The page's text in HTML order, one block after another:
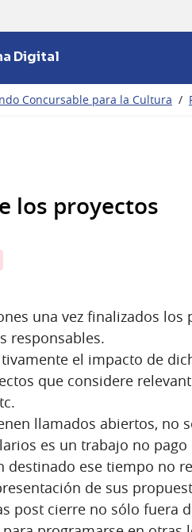
Digital
Concursable para la Cultura /
los proyectos
una vez finalizados los
responsables.
el impacto de
que considere
llamados abiertos, no
es un trabajo no pago
destinado ese tiempo no
de sus
post cierre no sólo fuera